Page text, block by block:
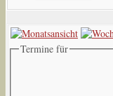
Termine für